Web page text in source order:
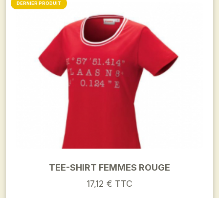
TEE-SHIRT FEMMES ROUGE
17,12 € TTC
DERNIER PRODUIT